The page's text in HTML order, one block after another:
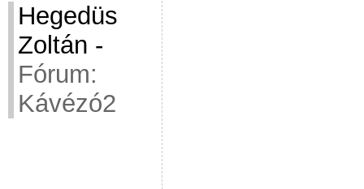
Hegedüs
Zoltán -
Fórum:
Kávézó2